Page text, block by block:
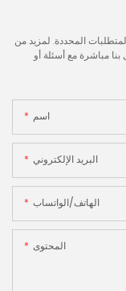
المحددة. لمزيد من
بنا مباشرة مع أسئلة أو
اسم
البريد الإلكتروني
الهاتف/الواتساب
المحتوى